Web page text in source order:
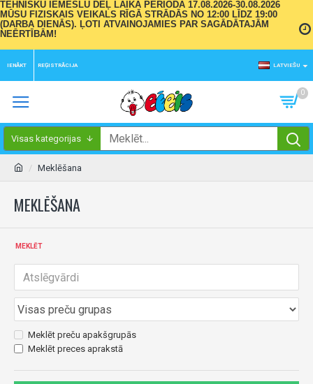
TEHNISKU IEMESLU DĒĻ LAIKA PERIODĀ 17.08.2026-30.08.2026
MŪSU FIZISKAIS VEIKALS RĪGĀ STRĀDĀS NO 12:00 LĪDZ 19:00
(DARBA DIENĀS). ĻOTI ATVAINOJAMIES PAR SAGĀDĀTAJĀM
NEĒRTĪBĀM!
IENĀKT REĢISTRĀCIJA LATVIEŠU
0
Visas kategorijas
Meklēšana
MEKLĒŠANA
MEKLĒT
Meklēt preču apakšgrupās
Meklēt preces aprakstā